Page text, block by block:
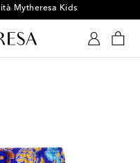
Mytheresa Kids